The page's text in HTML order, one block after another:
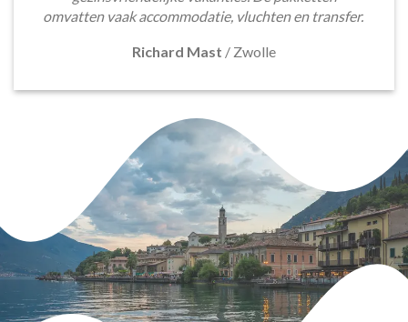
omvatten vaak accommodatie, vluchten en transfer.
Richard Mast / Zwolle